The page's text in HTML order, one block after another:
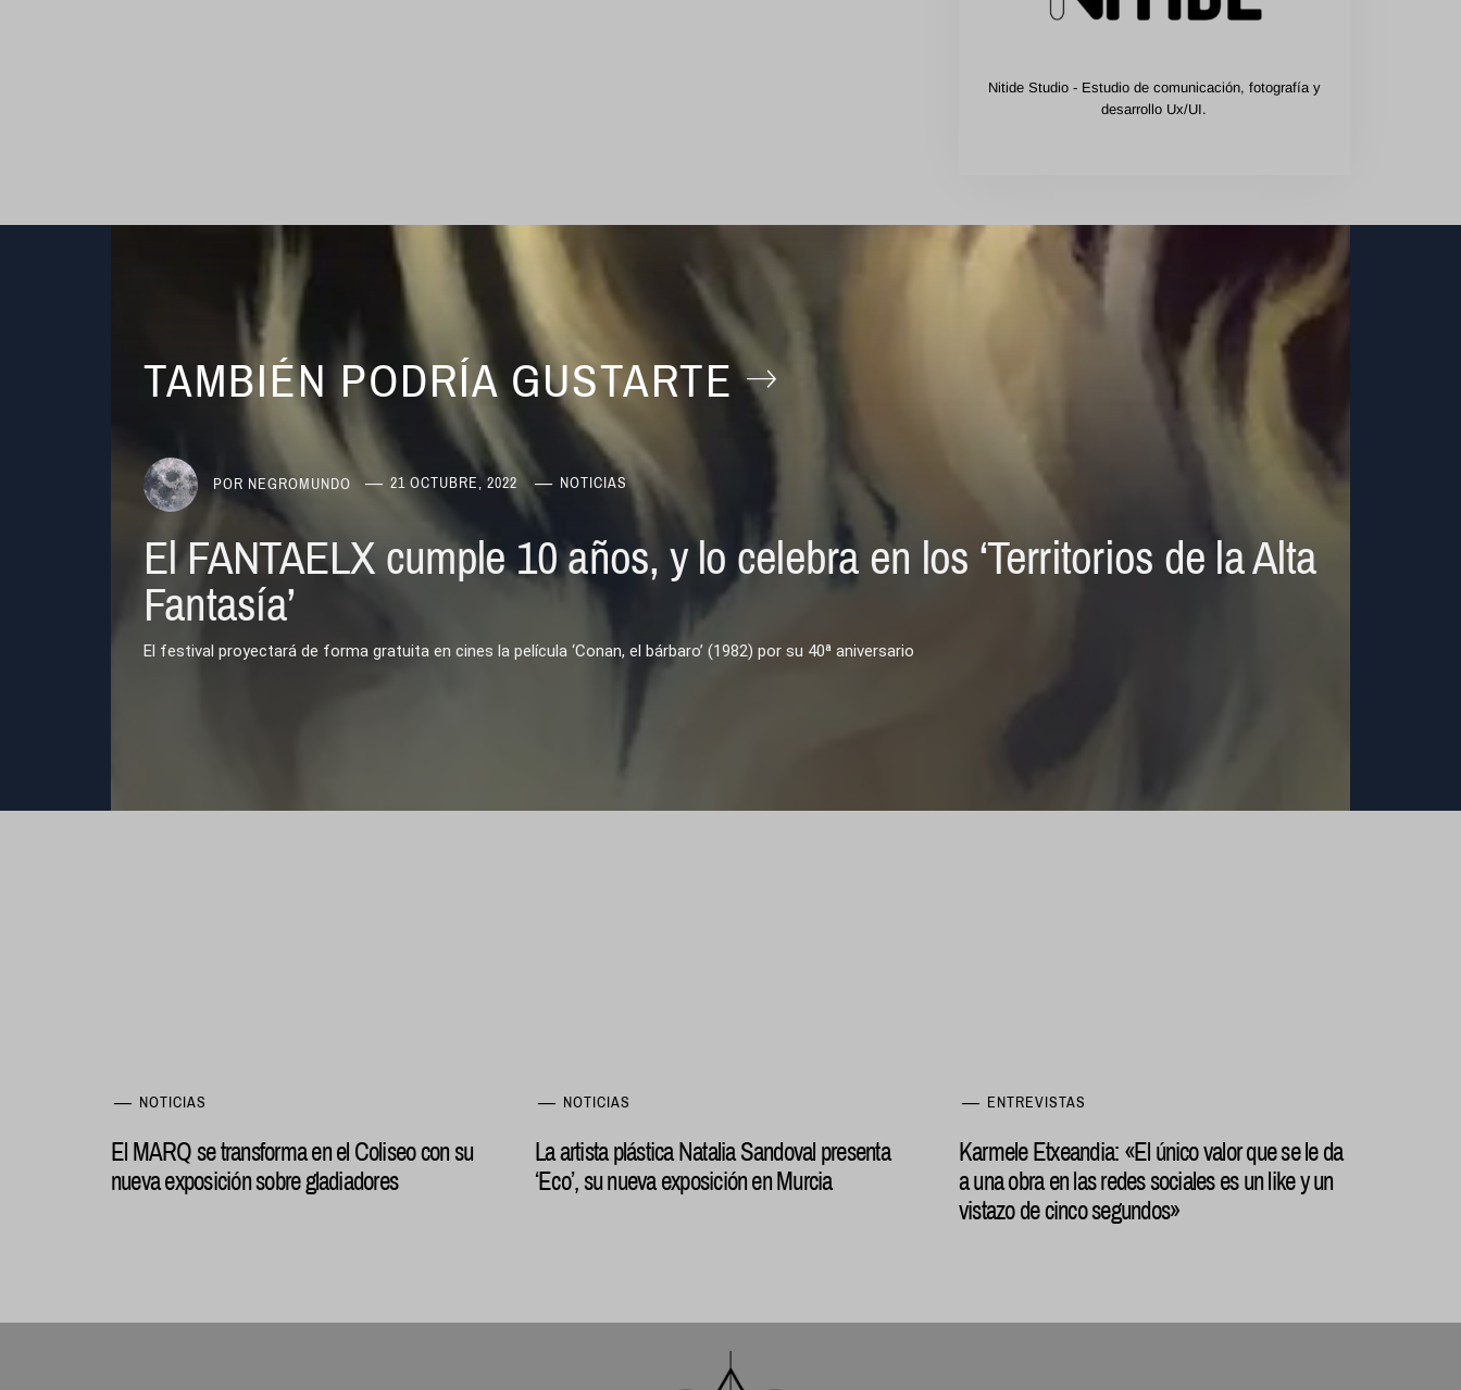
Nitide Studio - Estudio de comunicación, fotografía y
desarrollo Ux/UI.
TAMBIÉN PODRÍA GUSTARTE
POR NEGROMUNDO 21 OCTUBRE, 2022 NOTICIAS
El FANTAELX cumple 10 años, y lo celebra en los ‘Territorios de la Alta
Fantasía’
El festival proyectará de forma gratuita en cines la película ‘Conan, el bárbaro’ (1982) por su 40ª aniversario
NOTICIAS
El MARQ se transforma en el Coliseo con su
nueva exposición sobre gladiadores
NOTICIAS
La artista plástica Natalia Sandoval presenta
‘Eco’, su nueva exposición en Murcia
ENTREVISTAS
Karmele Etxeandia: «El único valor que se le da
a una obra en las redes sociales es un like y un
vistazo de cinco segundos»